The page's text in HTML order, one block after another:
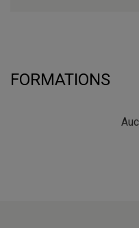
FORMATIONS